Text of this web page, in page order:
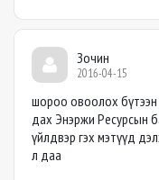
Зочин
2016-04-15
шороо овоолох
дах Энэржи Ресурсын
үйлдвэр гэх мэтүүд
л даа